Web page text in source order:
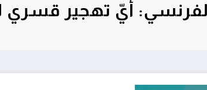
الفرنسي: أيّ تهجير